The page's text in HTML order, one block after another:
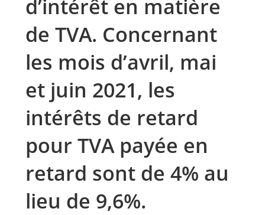
d’intérêt en matière
de TVA. Concernant
les mois d’avril, mai
et juin 2021, les
intérêts de retard
pour TVA payée en
retard sont de 4% au
lieu de 9,6%.